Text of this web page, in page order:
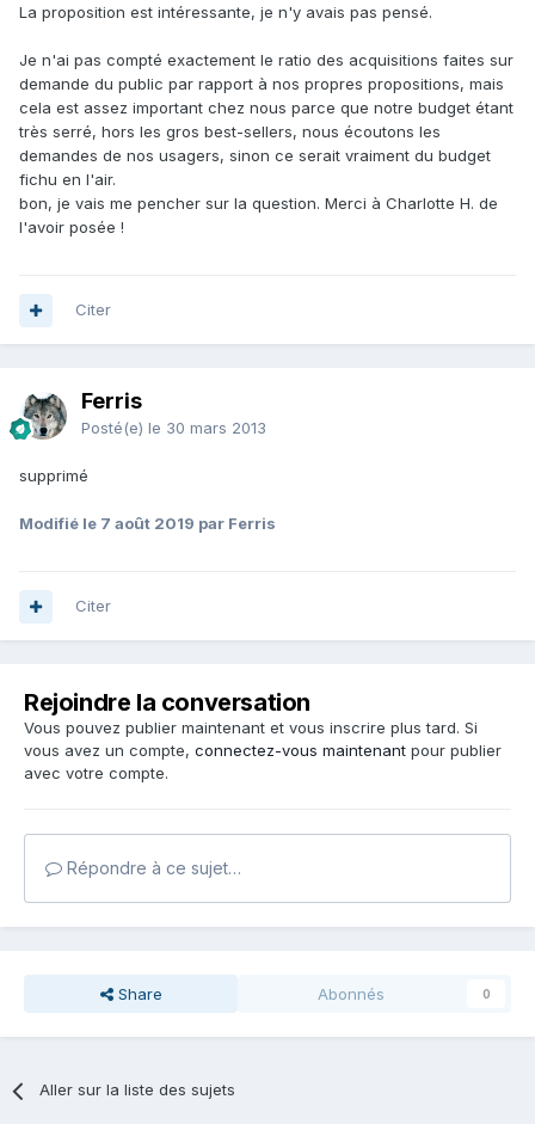
La proposition est intéressante, je n'y avais pas pensé.
Je n'ai pas compté exactement le ratio des acquisitions faites sur
demande du public par rapport à nos propres propositions, mais
cela est assez important chez nous parce que notre budget étant
très serré, hors les gros best-sellers, nous écoutons les
demandes de nos usagers, sinon ce serait vraiment du budget
fichu en l'air.
bon, je vais me pencher sur la question. Merci à Charlotte H. de
l'avoir posée !
Citer
Ferris
Posté(e) le 30 mars 2013
supprimé
Modifié le 7 août 2019 par Ferris
Citer
Rejoindre la conversation
Vous pouvez publier maintenant et vous inscrire plus tard. Si
vous avez un compte, connectez-vous maintenant pour publier
avec votre compte.
Répondre à ce sujet…
Share Abonnés 0
Aller sur la liste des sujets